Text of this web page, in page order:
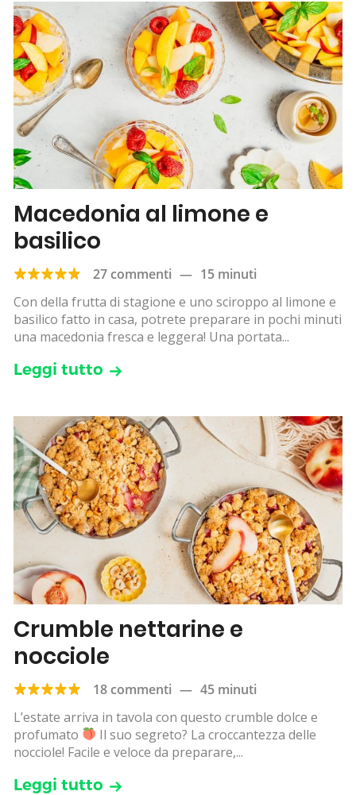
Macedonia al limone e
basilico
27 commenti — 15 minuti
Con della frutta di stagione e uno sciroppo al limone e
basilico fatto in casa, potrete preparare in pochi minuti
una macedonia fresca e leggera! Una portata...
Leggi tutto
Crumble nettarine e
nocciole
18 commenti — 45 minuti
L’estate arriva in tavola con questo crumble dolce e
profumato
Il suo segreto? La croccantezza delle
nocciole! Facile e veloce da preparare,...
Leggi tutto